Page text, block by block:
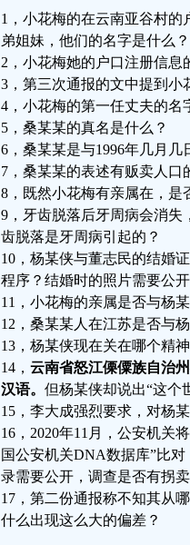
1，小花梅的在云南亚谷村
弟姐妹，他们的名字是什么？
2，小花梅她的户口注册信
3，第三次通报的文中提到小
4，小花梅的第一任丈夫的名
5，桑某某的真名是什么？
6，桑某某是与1996年几月几
7，桑某某的表述有贩卖人
8，既然小花梅有亲属在，
9，牙齿脱落后牙周病会消
齿脱落是牙周病引起的？
10，杨某侠与董志民的结婚
程序？结婚时的照片需要公
11，小花梅的亲属是否与杨
12，桑某某人在江苏是否与
13，杨某侠现在关在哪个精
14， 云南省怒江傈僳族自治
汉语。 但杨某侠却说出“这个
15，李大成强烈要求，对杨
16，2020年11月，公安机关
国公安机关DNA数据库”比
录需要公开，调查是否有拐
17，第二份通报称不知其从
什么出现这么大的偏差？